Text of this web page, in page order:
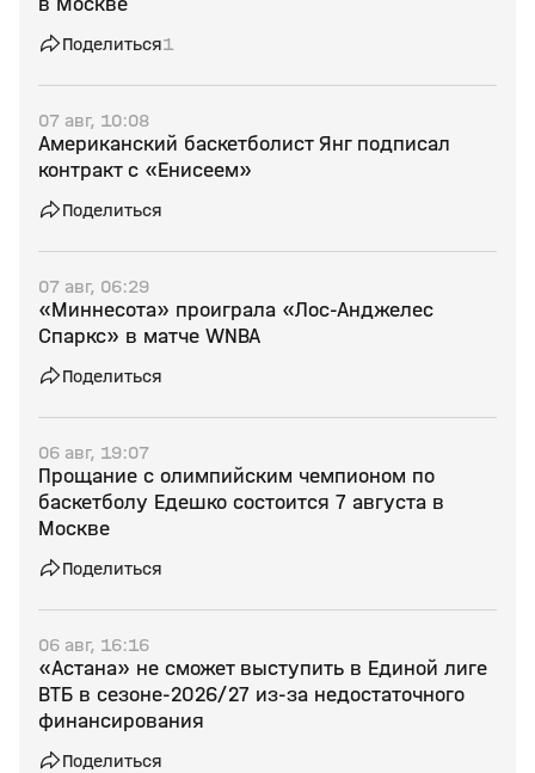
Поделиться1
07 авг, 10:08
Американский баскетболист Янг подписал
контракт с «Енисеем»
Поделиться
07 авг, 06:29
«Миннесота» проиграла «Лос‑Анджелес
Спаркс» в матче WNBA
Поделиться
06 авг, 19:07
Прощание с олимпийским чемпионом по
баскетболу Едешко состоится 7 августа в
Москве
Поделиться
06 авг, 16:16
«Астана» не сможет выступить в Единой лиге
ВТБ в сезоне‑2026/27 из‑за недостаточного
финансирования
Поделиться